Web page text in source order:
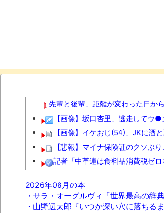
先輩と後輩、距離が変わった日か
【画像】坂口杏里、逃走してウ
【画像】イケおじ(54)、JKに酒
【悲報】マイナ保険証のクソぶ
記者「中革連は食料品消費税ゼ
「いったいどんな音が出るのか…
【動画】どう見ても車がヤバい
2026年08月の本
・サラ・オーグルヴィ『世界最高の辞
・山野辺太郎『いつか深い穴に落ちるま